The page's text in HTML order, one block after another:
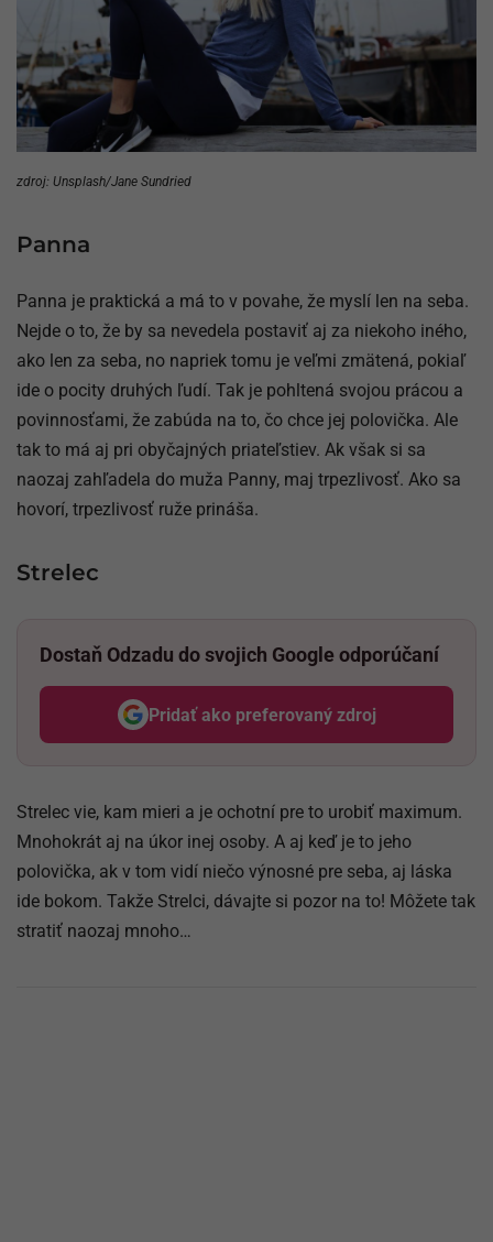
zdroj: Unsplash/Jane Sundried
Panna
Panna je praktická a má to v povahe, že myslí len na seba.
Nejde o to, že by sa nevedela postaviť aj za niekoho iného,
ako len za seba, no napriek tomu je veľmi zmätená, pokiaľ
ide o pocity druhých ľudí. Tak je pohltená svojou prácou a
povinnosťami, že zabúda na to, čo chce jej polovička. Ale
tak to má aj pri obyčajných priateľstiev. Ak však si sa
naozaj zahľadela do muža Panny, maj trpezlivosť. Ako sa
hovorí, trpezlivosť ruže prináša.
Strelec
Dostaň Odzadu do svojich Google odporúčaní
Pridať ako preferovaný zdroj
Odzadu, odkaz sa otvorí v
Strelec vie, kam mieri a je ochotní pre to urobiť maximum.
Mnohokrát aj na úkor inej osoby. A aj keď je to jeho
polovička, ak v tom vidí niečo výnosné pre seba, aj láska
ide bokom. Takže Strelci, dávajte si pozor na to! Môžete tak
stratiť naozaj mnoho…